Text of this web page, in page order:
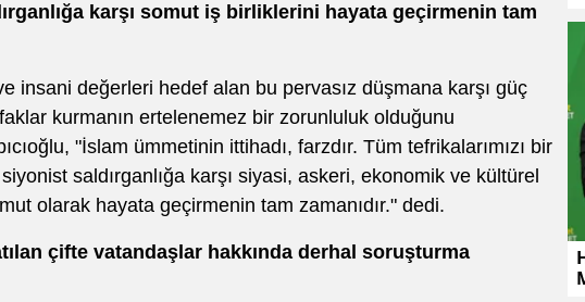
karşı somut iş birliklerini hayata geçirmenin tam
insani değerleri hedef alan bu pervasız düşmana karşı güç
kurmanın ertelenemez bir zorunluluk olduğunu
"İslam ümmetinin ittihadı, farzdır. Tüm tefrikalarımızı bir
siyonist saldırganlığa karşı siyasi, askeri, ekonomik ve kültürel
olarak hayata geçirmenin tam zamanıdır." dedi.
çifte vatandaşlar hakkında derhal soruşturma